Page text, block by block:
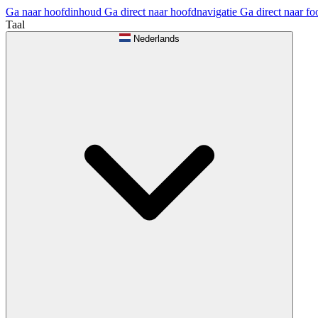
Ga naar hoofdinhoud Ga direct naar hoofdnavigatie Ga direct naar
Taal
Nederlands